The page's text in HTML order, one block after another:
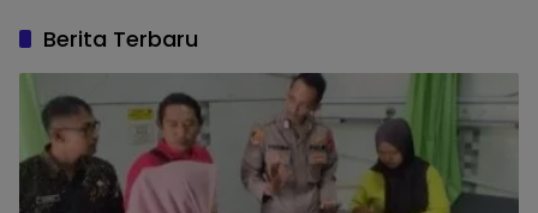
Berita Terbaru